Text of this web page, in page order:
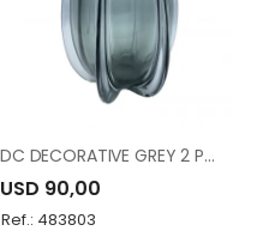
DC DECORATIVE GREY 2 PCS VASO TH020213
USD 90,00
Ref.: 483803